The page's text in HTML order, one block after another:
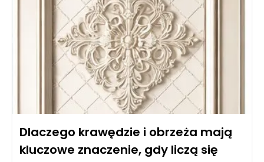
prawdziwymi dziełami sztuki.
Dlaczego krawędzie i obrzeża mają
kluczowe znaczenie, gdy liczą się